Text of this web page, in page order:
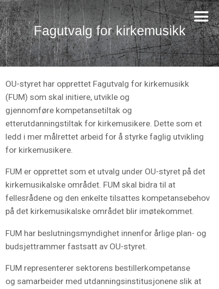
Fagutvalg for kirkemusikk
OU-styret har opprettet Fagutvalg for kirkemusikk
(FUM) som skal initiere, utvikle og
gjennomføre kompetansetiltak og
etterutdanningstiltak for kirkemusikere. Dette som et
ledd i mer målrettet arbeid for å styrke faglig utvikling
for kirkemusikere.
FUM er opprettet som et utvalg under OU-styret på det
kirkemusikalske området. FUM skal bidra til at
fellesrådene og den enkelte tilsattes kompetansebehov
på det kirkemusikalske området blir imøtekommet.
FUM har beslutningsmyndighet innenfor årlige plan- og
budsjettrammer fastsatt av OU-styret.
FUM representerer sektorens bestillerkompetanse
og samarbeider med utdanningsinstitusjonene slik at